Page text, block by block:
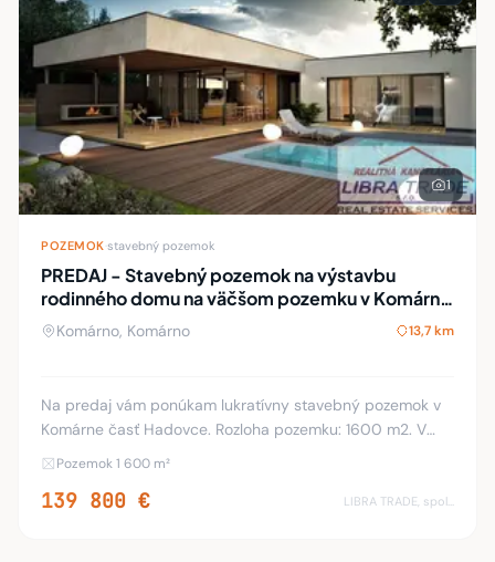
1
POZEMOK stavebný pozemok
PREDAJ - Stavebný pozemok na výstavbu
rodinného domu na väčšom pozemku v Komárne
časť Hadovce
Komárno, Komárno 13,7 km
Na predaj vám ponúkam lukratívny stavebný pozemok v
Komárne časť Hadovce. Rozloha pozemku: 1600 m2. V
územnom pláne je povolená zastavanosť pozemku 30 %,
Pozemok 1 600 m²
139 800 € LIBRA TRADE, spol.s.r.o.